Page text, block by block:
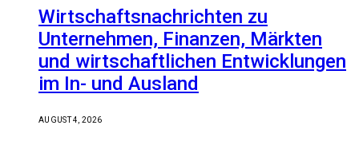
Wirtschaftsnachrichten zu
Unternehmen, Finanzen, Märkten
und wirtschaftlichen Entwicklungen
im In- und Ausland
AUGUST 4, 2026